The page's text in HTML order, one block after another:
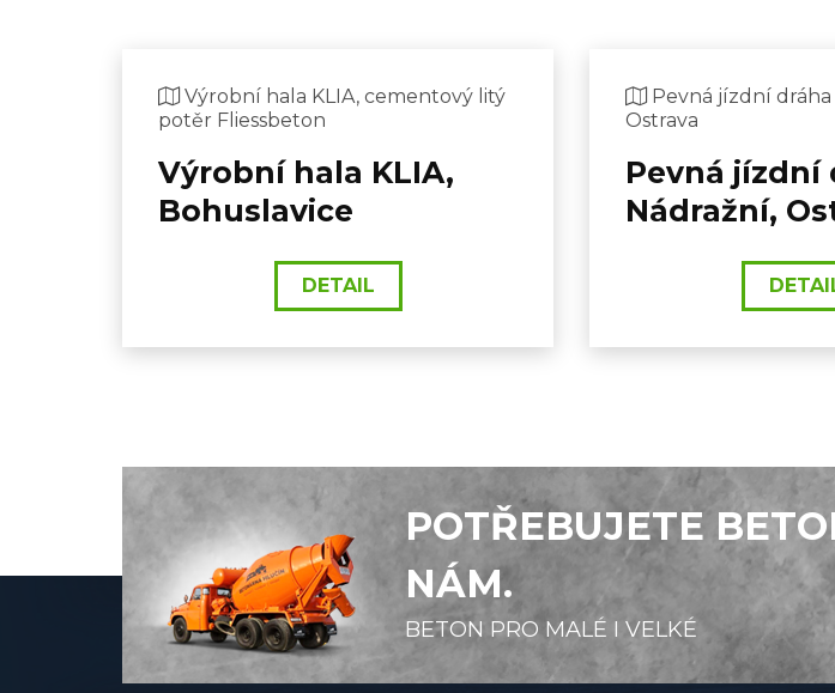
Výrobní hala KLIA, cementový litý
potěr Fliessbeton
Výrobní hala KLIA,
Bohuslavice
DETAIL
Pevná jízdní dráha
Ostrava
Pevná jízdní
Nádražní,
POTŘEBUJETE
NÁM.
BETON PRO MALÉ I VELKÉ